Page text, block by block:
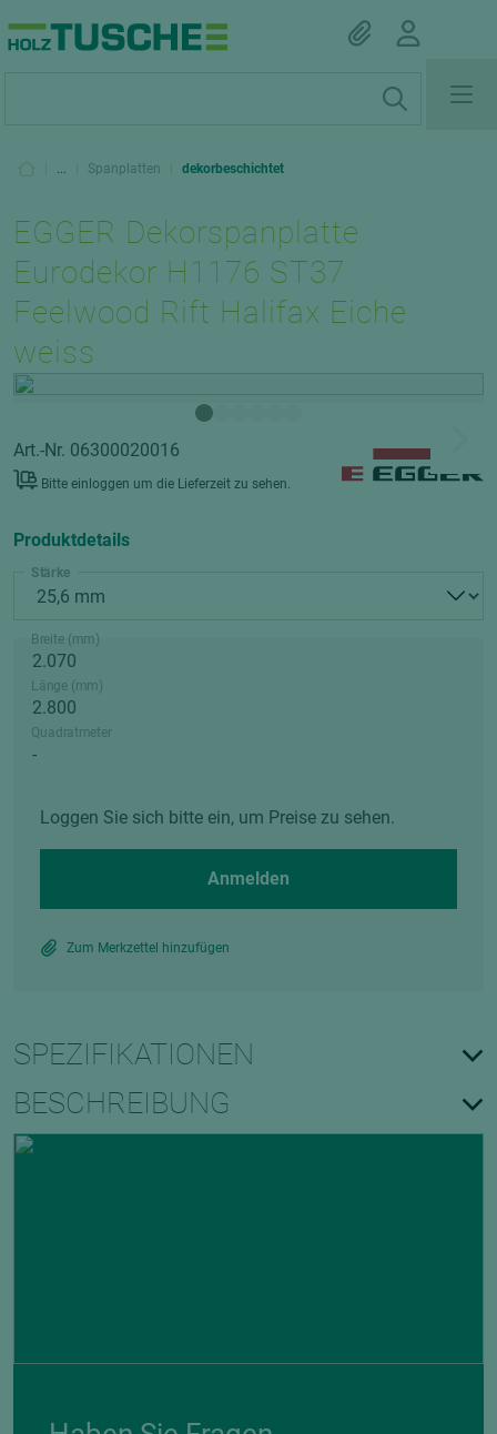
... Spanplatten dekorbeschichtet
EGGER Dekorspanplatte
Eurodekor H1176 ST37
Feelwood Rift Halifax Eiche
weiss
Art.-Nr. 06300020016
Bitte einloggen um die Lieferzeit zu sehen.
Produktdetails
Stärke
Breite (mm)
Länge (mm)
Quadratmeter
Loggen Sie sich bitte ein, um Preise zu sehen.
Anmelden
Zum Merkzettel hinzufügen
SPEZIFIKATIONEN
BESCHREIBUNG